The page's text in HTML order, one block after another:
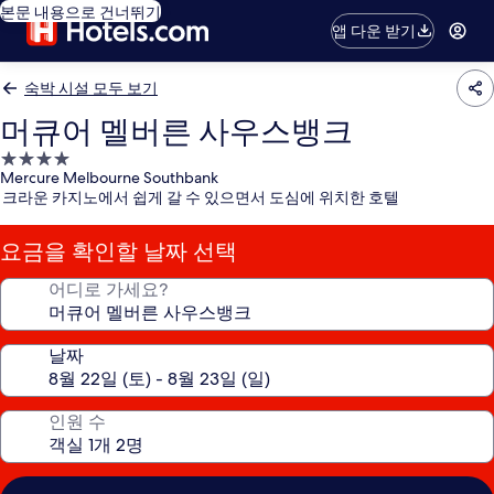
본문 내용으로 건너뛰기
앱 다운 받기
숙박 시설 모두 보기
머큐어 멜버른 사우스뱅크
4.0
성
급
숙
박
시
Mercure Melbourne Southbank
크라운 카지노에서 쉽게 갈 수 있으면서 도심에 위치한 호텔
요금을 확인할 날짜 선택
어디로 가세요?
날짜
인원 수